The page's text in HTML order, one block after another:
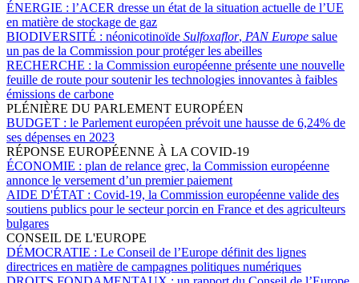
ÉNERGIE : l’ACER dresse un état de la situation actuelle de l’UE
en matière de stockage de gaz
BIODIVERSITÉ : néonicotinoïde Sulfoxaflor, PAN Europe salue
un pas de la Commission pour protéger les abeilles
RECHERCHE : la Commission européenne présente une nouvelle
feuille de route pour soutenir les technologies innovantes à faibles
émissions de carbone
PLÉNIÈRE DU PARLEMENT EUROPÉEN
BUDGET : le Parlement européen prévoit une hausse de 6,24% de
ses dépenses en 2023
RÉPONSE EUROPÉENNE À LA COVID-19
ÉCONOMIE : plan de relance grec, la Commission européenne
annonce le versement d’un premier paiement
AIDE D'ÉTAT : Covid-19, la Commission européenne valide des
soutiens publics pour le secteur porcin en France et des agriculteurs
bulgares
CONSEIL DE L'EUROPE
DÉMOCRATIE : Le Conseil de l’Europe définit des lignes
directrices en matière de campagnes politiques numériques